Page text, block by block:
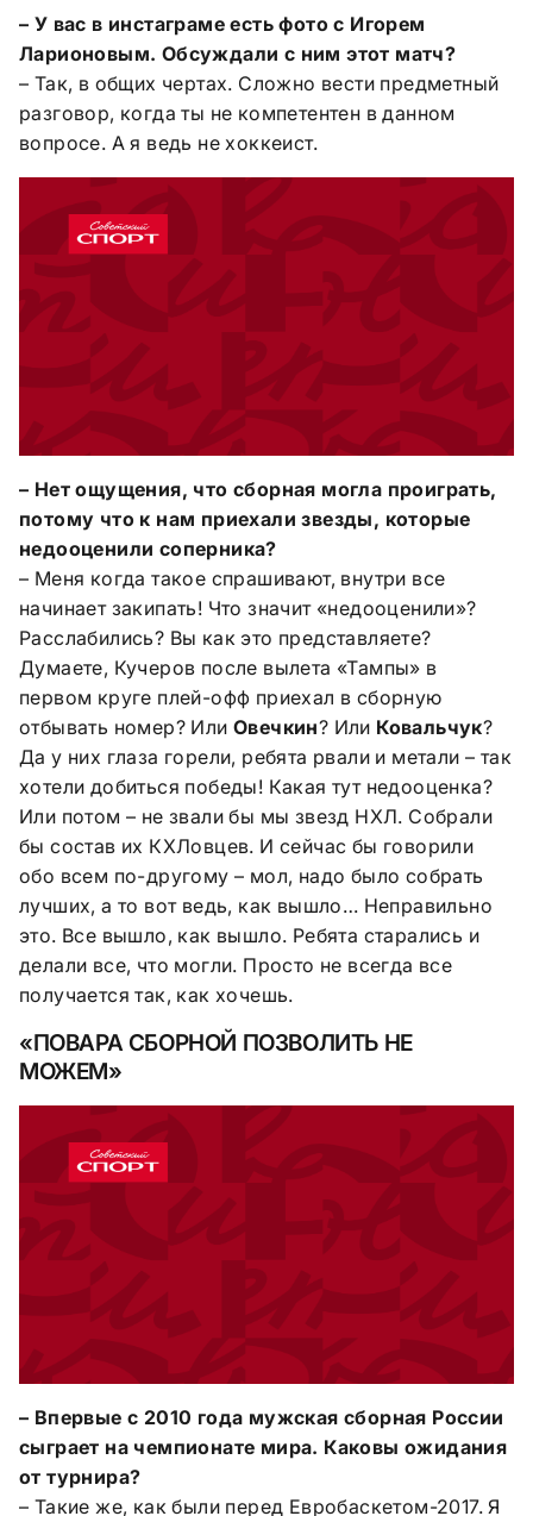
– У вас в инстаграме есть фото с Игорем
Ларионовым. Обсуждали с ним этот матч?
– Так, в общих чертах. Сложно вести предметный
разговор, когда ты не компетентен в данном
вопросе. А я ведь не хоккеист.
– Нет ощущения, что сборная могла проиграть,
потому что к нам приехали звезды, которые
недооценили соперника?
– Меня когда такое спрашивают, внутри все
начинает закипать! Что значит «недооценили»?
Расслабились? Вы как это представляете?
Думаете, Кучеров после вылета «Тампы» в
первом круге плей-офф приехал в сборную
отбывать номер? Или Овечкин? Или Ковальчук?
Да у них глаза горели, ребята рвали и метали – так
хотели добиться победы! Какая тут недооценка?
Или потом – не звали бы мы звезд НХЛ. Собрали
бы состав их КХЛовцев. И сейчас бы говорили
обо всем по-другому – мол, надо было собрать
лучших, а то вот ведь, как вышло… Неправильно
это. Все вышло, как вышло. Ребята старались и
делали все, что могли. Просто не всегда все
получается так, как хочешь.
«ПОВАРА СБОРНОЙ ПОЗВОЛИТЬ НЕ
МОЖЕМ»
– Впервые с 2010 года мужская сборная России
сыграет на чемпионате мира. Каковы ожидания
от турнира?
– Такие же, как были перед Евробаскетом-2017. Я